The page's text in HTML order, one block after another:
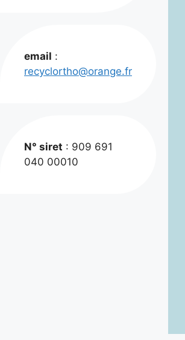
email :
recyclortho@orange.fr
N° siret : 909 691
040 00010